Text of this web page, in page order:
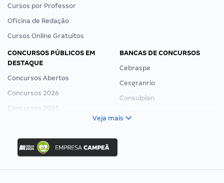
Cursos por Professor
Oficina de Redação
Cursos Online Gratuitos
CONCURSOS PÚBLICOS EM
DESTAQUE
Concursos Abertos
Concursos 2026
Concursos 2025
Concurso Ibama
Concurso MPU
Editais publicados
BANCAS DE CONCURSOS
Cebraspe
Cesgranrio
Consulplan
Veja mais